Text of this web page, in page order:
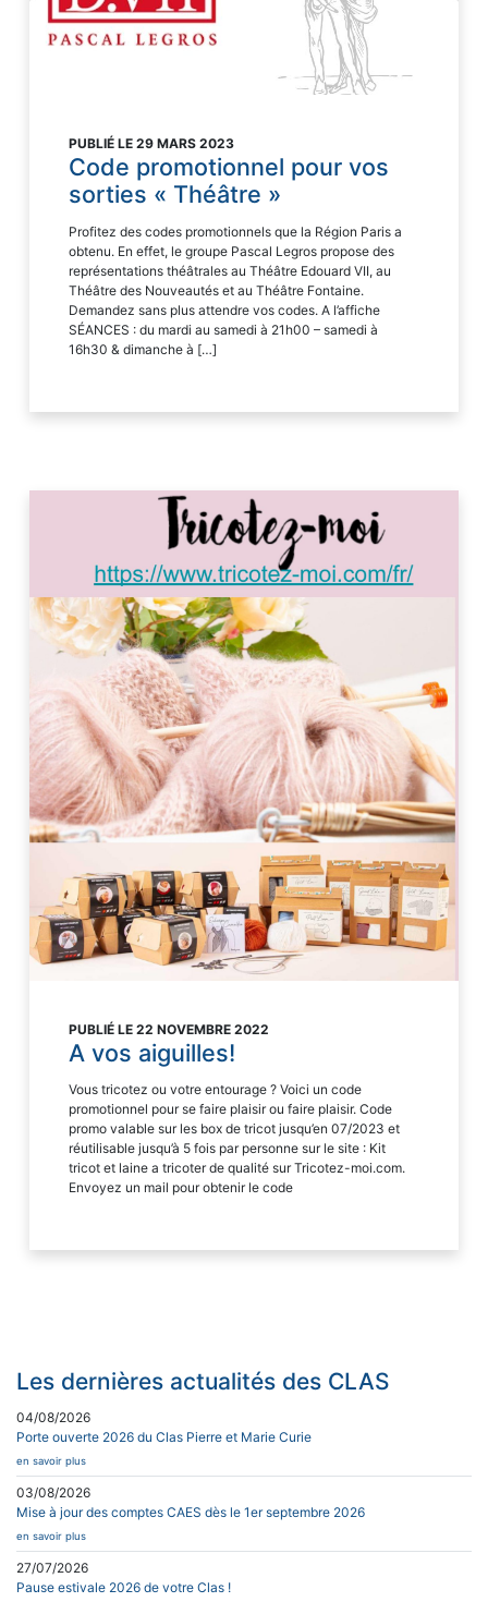
PUBLIÉ LE 29 MARS 2023
Code promotionnel pour vos
sorties « Théâtre »
Profitez des codes promotionnels que la Région Paris a
obtenu. En effet, le groupe Pascal Legros propose des
représentations théâtrales au Théâtre Edouard VII, au
Théâtre des Nouveautés et au Théâtre Fontaine.
Demandez sans plus attendre vos codes. A l’affiche
SÉANCES : du mardi au samedi à 21h00 – samedi à
16h30 & dimanche à […]
PUBLIÉ LE 22 NOVEMBRE 2022
A vos aiguilles!
Vous tricotez ou votre entourage ? Voici un code
promotionnel pour se faire plaisir ou faire plaisir. Code
promo valable sur les box de tricot jusqu’en 07/2023 et
réutilisable jusqu’à 5 fois par personne sur le site : Kit
tricot et laine a tricoter de qualité sur Tricotez-moi.com.
Envoyez un mail pour obtenir le code
Les dernières actualités des CLAS
04/08/2026
Porte ouverte 2026 du Clas Pierre et Marie Curie
en savoir plus
03/08/2026
Mise à jour des comptes CAES dès le 1er septembre 2026
en savoir plus
27/07/2026
Pause estivale 2026 de votre Clas !